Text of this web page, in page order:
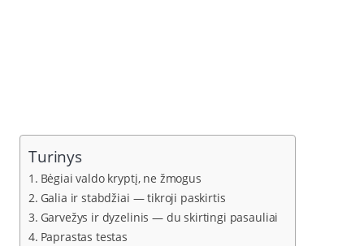
Turinys
Bėgiai valdo kryptį, ne žmogus
Galia ir stabdžiai — tikroji paskirtis
Garvežys ir dyzelinis — du skirtingi pasauliai
Paprastas testas